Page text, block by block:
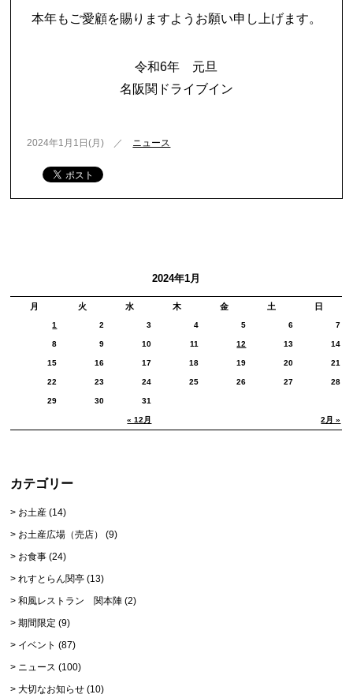
本年もご愛顧を賜りますようお願い申し上げます。
令和6年 元旦
名阪関ドライブイン
2024年1月1日(月) ／ ニュース
2024年1月
月 火 水 木 金 土 日
« 12月 2月 »
1 2 3 4 5 6 7
8 9 10 11 12 13 14
15 16 17 18 19 20 21
22 23 24 25 26 27 28
29 30 31
カテゴリー
お土産 (14)
お土産広場（売店）
(9)
お食事 (24)
れすとらん関亭 (13)
和風レストラン 関本陣 (2)
期間限定 (9)
イベント (87)
ニュース (100)
大切なお知らせ (10)